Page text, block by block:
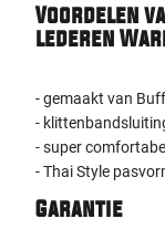
Voordelen
lederen
- gemaakt van
-
- super
- Thai Style
Garantie